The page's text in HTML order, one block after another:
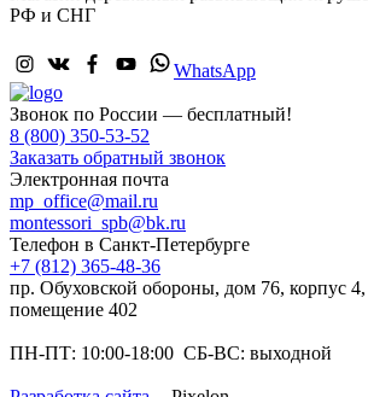
РФ и СНГ
WhatsApp
Звонок по России — бесплатный!
8 (800) 350-53-52
Заказать обратный звонок
Электронная почта
mp_office@mail.ru
montessori_spb@bk.ru
Телефон в Санкт-Петербурге
+7 (812) 365-48-36
пр. Обуховской обороны, дом 76, корпус
помещение 402
ПН-ПТ: 10:00-18:00 СБ-ВС: выходной